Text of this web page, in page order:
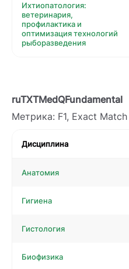
Ихтиопатология:
ветеринария,
профилактика и
оптимизация технологий
рыборазведения
ruTXTMedQFundamental
Метрика: F1, Exact Match
Дисциплина
Анатомия
Гигиена
Гистология
Биофизика